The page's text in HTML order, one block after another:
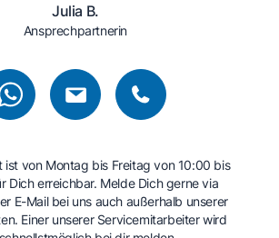
Julia B.
Ansprechpartnerin
ist von Montag bis Freitag von 10:00 bis
Dich erreichbar. Melde Dich gerne via
E-Mail bei uns auch außerhalb unserer
Einer unserer Servicemitarbeiter wird